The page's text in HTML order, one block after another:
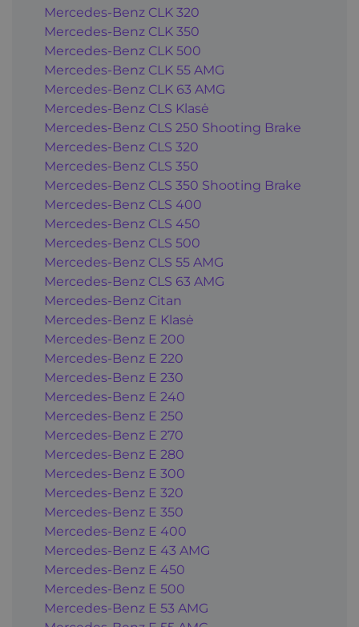
Mercedes-Benz CLK 320
Mercedes-Benz CLK 350
Mercedes-Benz CLK 500
Mercedes-Benz CLK 55 AMG
Mercedes-Benz CLK 63 AMG
Mercedes-Benz CLS Klasė
Mercedes-Benz CLS 250 Shooting Brake
Mercedes-Benz CLS 320
Mercedes-Benz CLS 350
Mercedes-Benz CLS 350 Shooting Brake
Mercedes-Benz CLS 400
Mercedes-Benz CLS 450
Mercedes-Benz CLS 500
Mercedes-Benz CLS 55 AMG
Mercedes-Benz CLS 63 AMG
Mercedes-Benz Citan
Mercedes-Benz E Klasė
Mercedes-Benz E 200
Mercedes-Benz E 220
Mercedes-Benz E 230
Mercedes-Benz E 240
Mercedes-Benz E 250
Mercedes-Benz E 270
Mercedes-Benz E 280
Mercedes-Benz E 300
Mercedes-Benz E 320
Mercedes-Benz E 350
Mercedes-Benz E 400
Mercedes-Benz E 43 AMG
Mercedes-Benz E 450
Mercedes-Benz E 500
Mercedes-Benz E 53 AMG